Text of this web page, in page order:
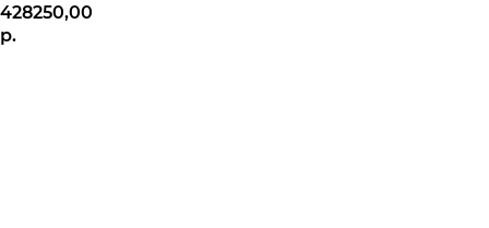
428250,00
р.